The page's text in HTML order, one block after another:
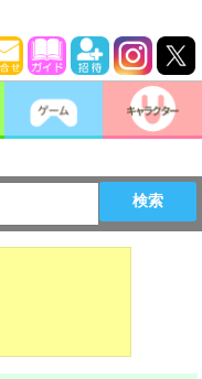
検索